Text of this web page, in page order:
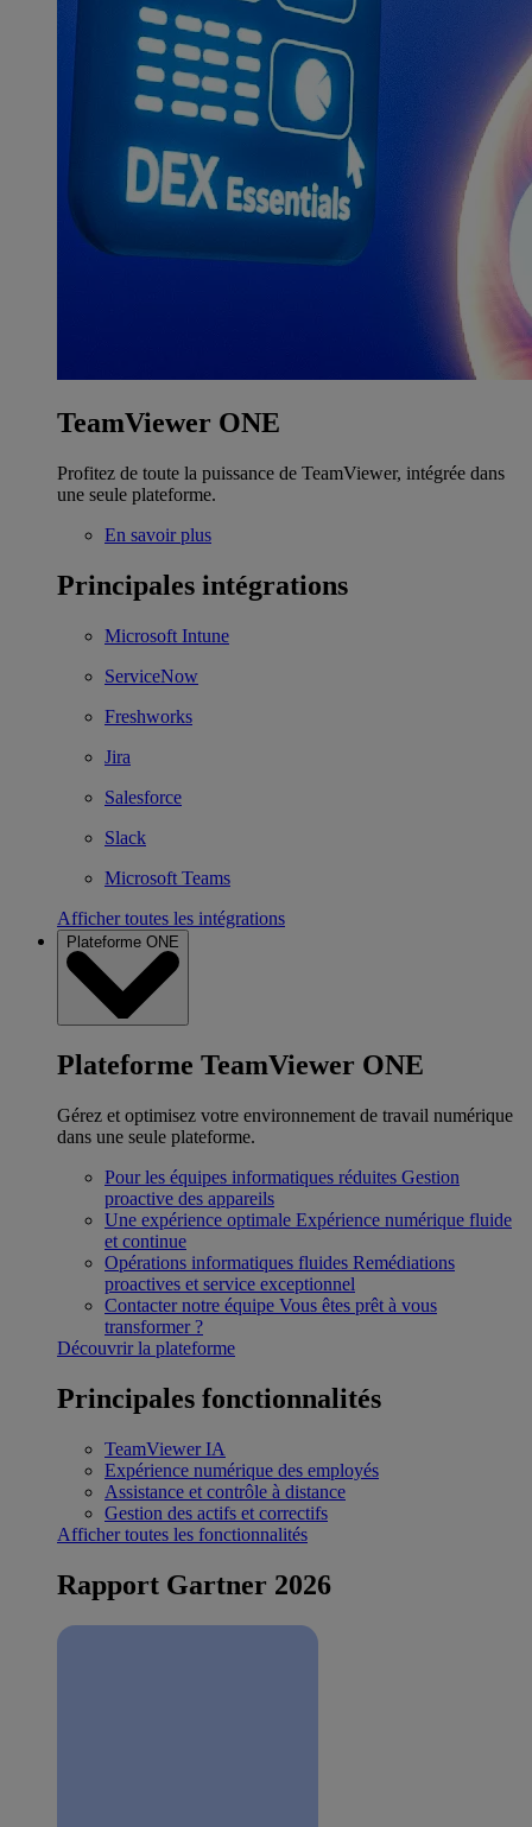
TeamViewer ONE
Profitez de toute la puissance de TeamViewer, intégrée dans
une seule plateforme.
En savoir plus
Principales intégrations
Microsoft Intune
ServiceNow
Freshworks
Jira
Salesforce
Slack
Microsoft Teams
Afficher toutes les intégrations
Plateforme ONE
Plateforme TeamViewer ONE
Gérez et optimisez votre environnement de travail numérique
dans une seule plateforme.
Pour les équipes informatiques réduites Gestion
proactive des appareils
Une expérience optimale Expérience numérique fluide
et continue
Opérations informatiques fluides Remédiations
proactives et service exceptionnel
Contacter notre équipe Vous êtes prêt à vous
transformer ?
Découvrir la plateforme
Principales fonctionnalités
TeamViewer IA
Expérience numérique des employés
Assistance et contrôle à distance
Gestion des actifs et correctifs
Afficher toutes les fonctionnalités
Rapport Gartner 2026